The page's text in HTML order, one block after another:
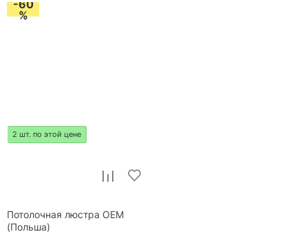
-60
%
2 шт. по этой цене
Потолочная люстра OEM
(Польша)